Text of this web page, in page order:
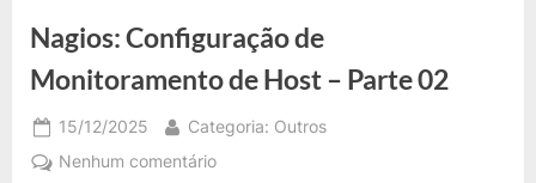
Nagios: Configuração de
Monitoramento de Host – Parte 02
Posted
on
15/12/2025 By
Categoria: Outros
Nenhum comentárioem